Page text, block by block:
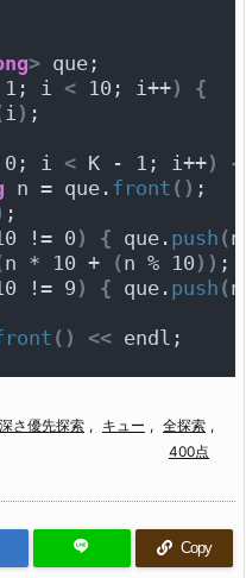
> que;
1; i < 10; i++)
{
i ) ;
0; i < K - 1; i++)
{
n = que. front () ;
;
!= 0) { que. push (
n * 10 + (n % 10 )) ;
!= 9) { que. push (
() << endl;
深さ優先探索 , キュー , 全探索 ,
400点
Copy